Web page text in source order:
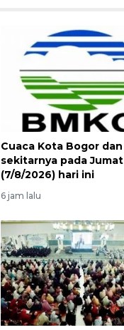
Cuaca Kota Bogor dan
sekitarnya pada Jumat
(7/8/2026) hari ini
6 jam lalu